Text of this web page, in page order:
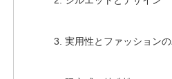
実用性とファッション